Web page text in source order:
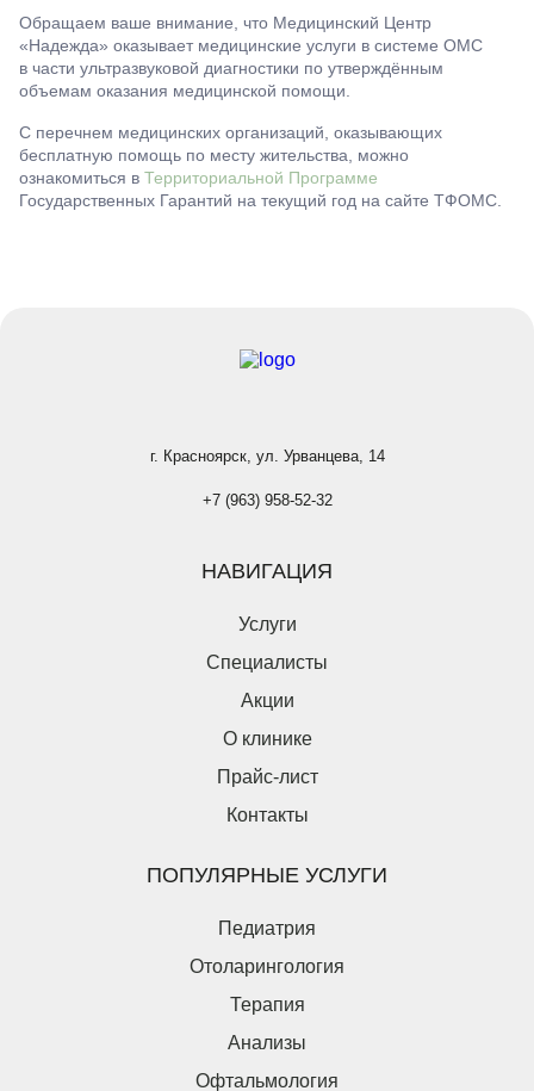
Обращаем ваше внимание, что Медицинский Центр
«Надежда» оказывает медицинские услуги в системе ОМС
в части ультразвуковой диагностики по утверждённым
объемам оказания медицинской помощи.
С перечнем медицинских организаций, оказывающих
бесплатную помощь по месту жительства, можно
ознакомиться в Территориальной Программе
Государственных Гарантий на текущий год на сайте ТФОМС.
г. Красноярск, ул. Урванцева, 14
+7 (963) 958-52-32
НАВИГАЦИЯ
Услуги
Специалисты
Акции
О клинике
Прайс-лист
Контакты
ПОПУЛЯРНЫЕ УСЛУГИ
Педиатрия
Отоларингология
Терапия
Анализы
Офтальмология
Оставьте заявку на налоговый вычет
Пациент является плательщиком